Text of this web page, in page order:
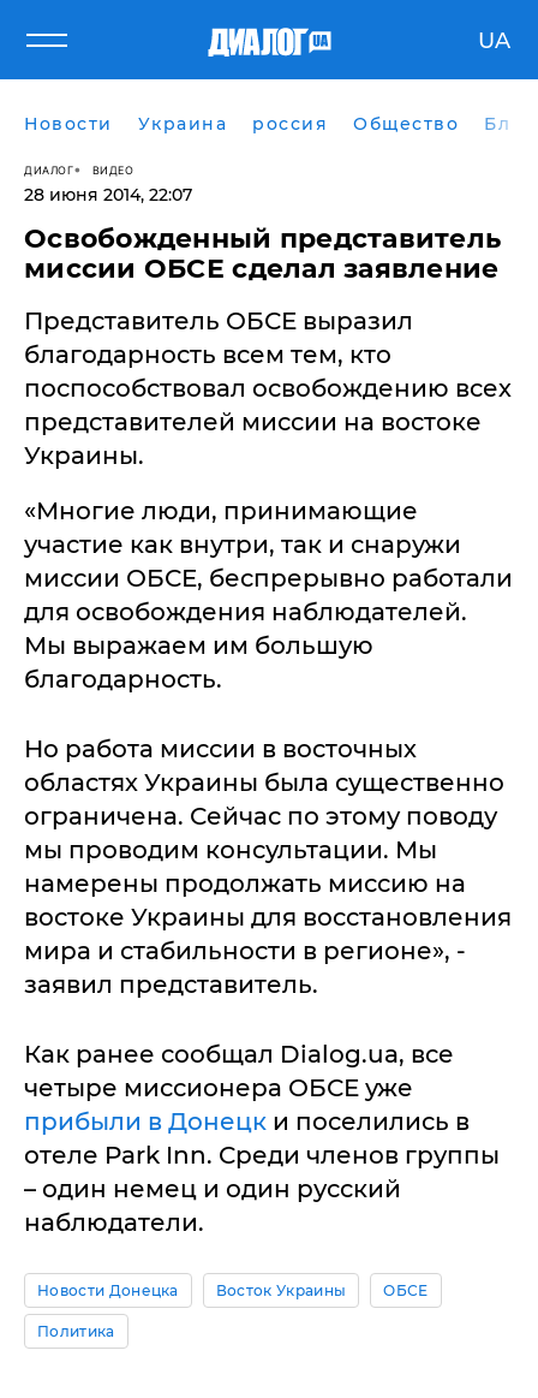
UA
Новости Украина россия Общество
ДИАЛОГ ВИДЕО
28 июня 2014, 22:07
Освобожденный представитель
миссии ОБСЕ сделал заявление
Представитель ОБСЕ выразил
благодарность всем тем, кто
поспособствовал освобождению всех
представителей миссии на востоке
Украины.
«Многие люди, принимающие
участие как внутри, так и снаружи
миссии ОБСЕ, беспрерывно работали
для освобождения наблюдателей.
Мы выражаем им большую
благодарность.
Но работа миссии в восточных
областях Украины была существенно
ограничена. Сейчас по этому поводу
мы проводим консультации. Мы
намерены продолжать миссию на
востоке Украины для восстановления
мира и стабильности в регионе», -
заявил представитель.
Как ранее сообщал Dialog.ua, все
четыре миссионера ОБСЕ уже
прибыли в Донецк и поселились в
отеле Park Inn. Среди членов группы
– один немец и один русский
наблюдатели.
Новости Донецка Восток Украины ОБСЕ
Политика